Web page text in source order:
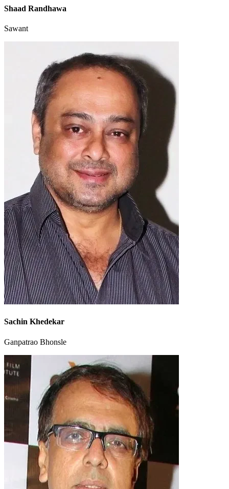
Shaad Randhawa
Sawant
Sachin Khedekar
Ganpatrao Bhonsle